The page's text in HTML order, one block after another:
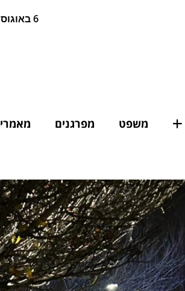
6 באוגוסט 2026 4:17
משפט מפרגנים